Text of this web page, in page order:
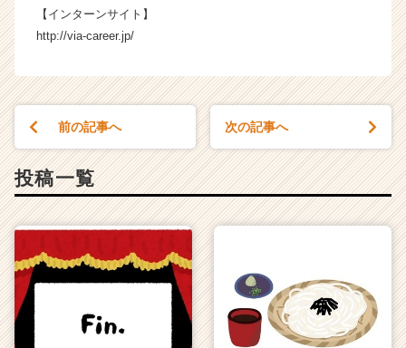
【インターンサイト】
http://via-career.jp/
前の記事へ 次の記事へ
投稿一覧